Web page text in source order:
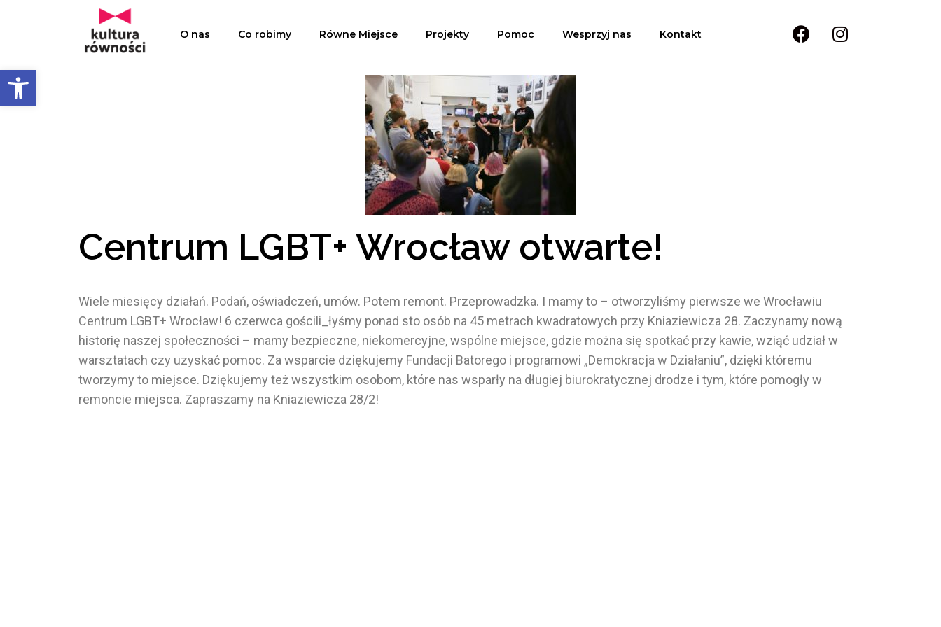
Open toolbar
O nas Co robimy Równe Miejsce Projekty Pomoc Wesprzyj nas Kontakt
Centrum LGBT+ Wrocław otwarte!
Wiele miesięcy działań. Podań, oświadczeń, umów. Potem remont. Przeprowadzka. I mamy to – otworzyliśmy pierwsze we Wrocławiu
Centrum LGBT+ Wrocław! 6 czerwca gościli_łyśmy ponad sto osób na 45 metrach kwadratowych przy Kniaziewicza 28. Zaczynamy nową
historię naszej społeczności – mamy bezpieczne, niekomercyjne, wspólne miejsce, gdzie można się spotkać przy kawie, wziąć udział w
warsztatach czy uzyskać pomoc. Za wsparcie dziękujemy Fundacji Batorego i programowi „Demokracja w Działaniu”, dzięki któremu
tworzymy to miejsce. Dziękujemy też wszystkim osobom, które nas wsparły na długiej biurokratycznej drodze i tym, które pomogły w
remoncie miejsca. Zapraszamy na Kniaziewicza 28/2!